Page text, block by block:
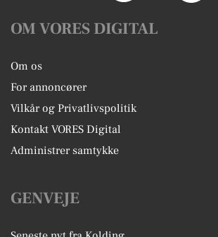
OM VORES DIGITAL
Om os
For annoncører
Vilkår og Privatlivspolitik
Kontakt VORES Digital
Administrer samtykke
GENVEJE